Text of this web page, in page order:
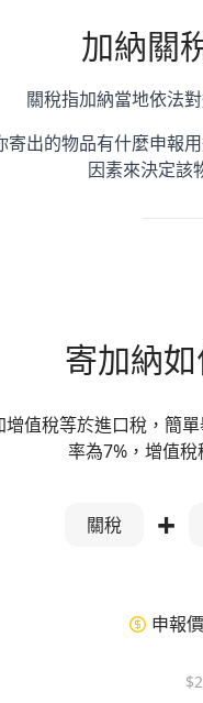
加納關
關稅指加納當地依法
寄出的物品有什麼申報
因素來決定該
寄加納
增值稅等於進口稅，簡
率為7%，增值稅
關稅 +
申報